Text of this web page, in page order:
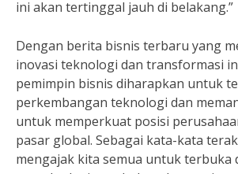
ini akan tertinggal jauh di belakang.”
Dengan berita bisnis terbaru yang
inovasi teknologi dan transformasi
pemimpin bisnis diharapkan untuk
perkembangan teknologi dan
untuk memperkuat posisi
pasar global. Sebagai kata-kata
mengajak kita semua untuk terbuka